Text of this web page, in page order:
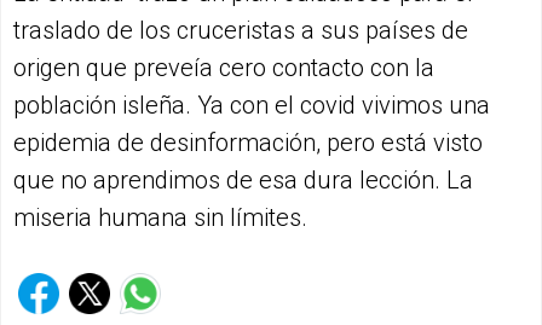
traslado de los cruceristas a sus países de
origen que preveía cero contacto con la
población isleña. Ya con el covid vivimos una
epidemia de desinformación, pero está visto
que no aprendimos de esa dura lección. La
miseria humana sin límites.